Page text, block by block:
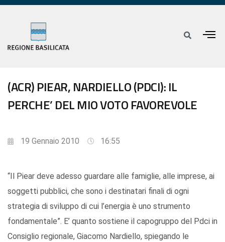
(ACR) PIEAR, NARDIELLO (PDCI): IL
PERCHE’ DEL MIO VOTO FAVOREVOLE
19 Gennaio 2010 16:55
“Il Piear deve adesso guardare alle famiglie, alle imprese, ai
soggetti pubblici, che sono i destinatari finali di ogni
strategia di sviluppo di cui l’energia è uno strumento
fondamentale”. E’ quanto sostiene il capogruppo del Pdci in
Consiglio regionale, Giacomo Nardiello, spiegando le